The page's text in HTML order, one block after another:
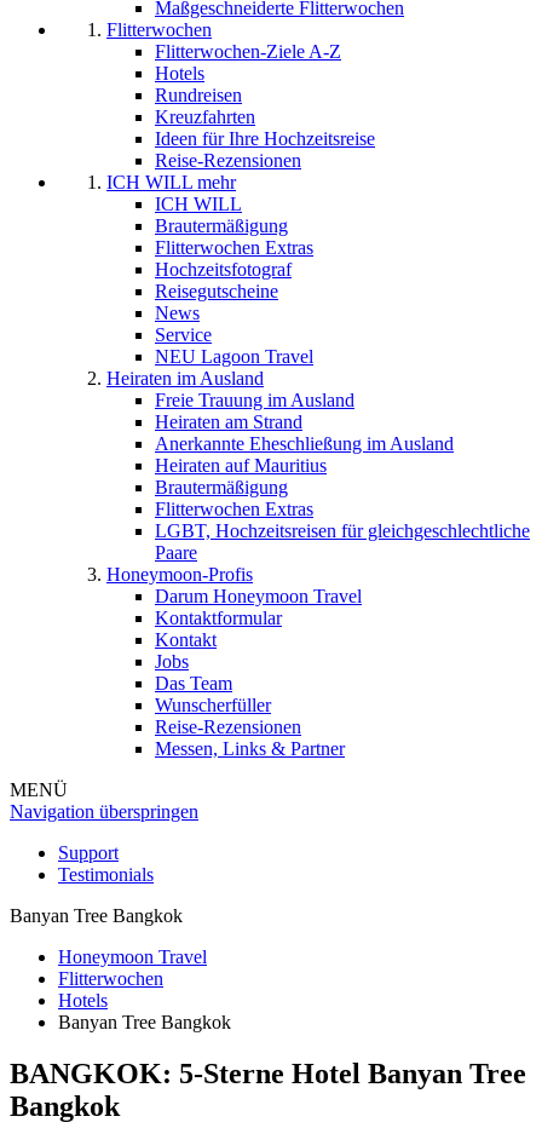
Maßgeschneiderte Flitterwochen
Flitterwochen
Flitterwochen-Ziele A-Z
Hotels
Rundreisen
Kreuzfahrten
Ideen für Ihre Hochzeitsreise
Reise-Rezensionen
ICH WILL mehr
ICH WILL
Brautermäßigung
Flitterwochen Extras
Hochzeitsfotograf
Reisegutscheine
News
Service
NEU Lagoon Travel
Heiraten im Ausland
Freie Trauung im Ausland
Heiraten am Strand
Anerkannte Eheschließung im Ausland
Heiraten auf Mauritius
Brautermäßigung
Flitterwochen Extras
LGBT, Hochzeitsreisen für gleichgeschlechtliche
Paare
Honeymoon-Profis
Darum Honeymoon Travel
Kontaktformular
Kontakt
Jobs
Das Team
Wunscherfüller
Reise-Rezensionen
Messen, Links & Partner
MENÜ
Navigation überspringen
Support
Testimonials
Banyan Tree Bangkok
Honeymoon Travel
Flitterwochen
Hotels
Banyan Tree Bangkok
BANGKOK: 5-Sterne Hotel Banyan Tree
Bangkok